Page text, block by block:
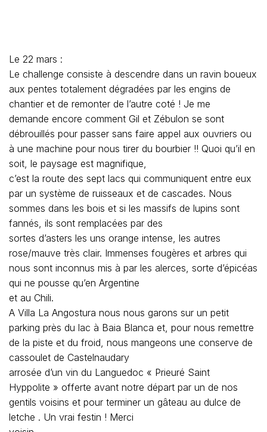
Le 22 mars :
Le challenge consiste à descendre dans un ravin boueux
aux pentes totalement dégradées par les engins de
chantier et de remonter de l’autre coté ! Je me
demande encore comment Gil et Zébulon se sont
débrouillés pour passer sans faire appel aux ouvriers ou
à une machine pour nous tirer du bourbier !! Quoi qu’il en
soit, le paysage est magnifique,
c’est la route des sept lacs qui communiquent entre eux
par un système de ruisseaux et de cascades. Nous
sommes dans les bois et si les massifs de lupins sont
fannés, ils sont remplacées par des
sortes d’asters les uns orange intense, les autres
rose/mauve très clair. Immenses fougères et arbres qui
nous sont inconnus mis à par les alerces, sorte d’épicéas
qui ne pousse qu’en Argentine
et au Chili.
A Villa La Angostura nous nous garons sur un petit
parking près du lac à Baia Blanca et, pour nous remettre
de la piste et du froid, nous mangeons une conserve de
cassoulet de Castelnaudary
arrosée d’un vin du Languedoc « Prieuré Saint
Hyppolite » offerte avant notre départ par un de nos
gentils voisins et pour terminer un gâteau au dulce de
letche . Un vrai festin ! Merci